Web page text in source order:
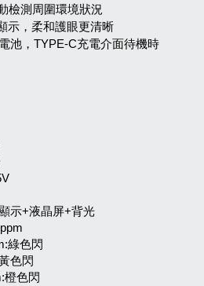
檢測周圍環境狀況
示，柔和護眼更清晰
池，TYPE-C充電介面待機時
示+液晶屏+背光
綠色閃
色閃
色閃